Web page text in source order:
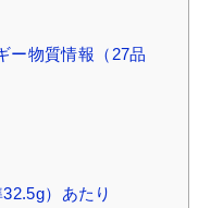
ー物質情報（27品
）あたり